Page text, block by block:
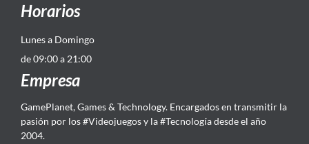
Horarios
Lunes a Domingo
de 09:00 a 21:00
Empresa
GamePlanet, Games & Technology. Encargados en transmitir la
pasión por los #Videojuegos y la #Tecnología desde el año
2004.